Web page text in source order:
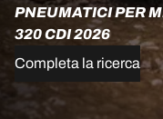
PNEUMATICI PER
320 CDI 2026
Completa la ricerca